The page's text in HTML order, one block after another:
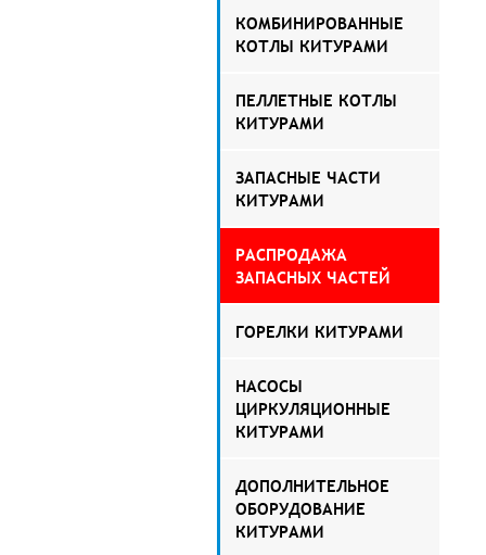
КОМБИНИРОВАННЫЕ
КОТЛЫ КИТУРАМИ
ПЕЛЛЕТНЫЕ КОТЛЫ
КИТУРАМИ
ЗАПАСНЫЕ ЧАСТИ
КИТУРАМИ
РАСПРОДАЖА
ЗАПАСНЫХ ЧАСТЕЙ
ГОРЕЛКИ КИТУРАМИ
НАСОСЫ
ЦИРКУЛЯЦИОННЫЕ
КИТУРАМИ
ДОПОЛНИТЕЛЬНОЕ
ОБОРУДОВАНИЕ
КИТУРАМИ